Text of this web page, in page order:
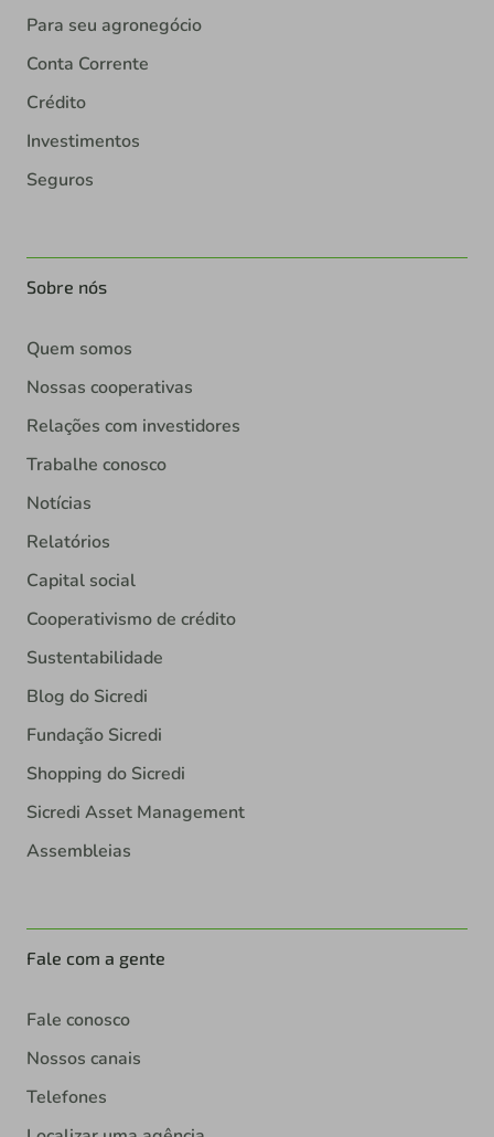
Para seu agronegócio
Conta Corrente
Crédito
Investimentos
Seguros
Sobre nós
Quem somos
Nossas cooperativas
Relações com investidores
Trabalhe conosco
Notícias
Relatórios
Capital social
Cooperativismo de crédito
Sustentabilidade
Blog do Sicredi
Fundação Sicredi
Shopping do Sicredi
Sicredi Asset Management
Assembleias
Fale com a gente
Fale conosco
Nossos canais
Telefones